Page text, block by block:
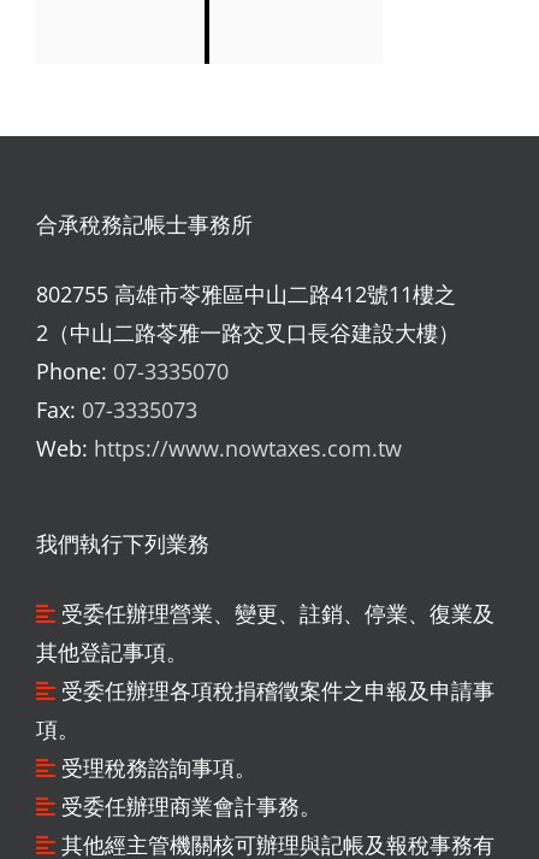
合承稅務記帳士事務所
802755 高雄市苓雅區中山二路412號11樓之
2（中山二路苓雅一路交叉口長谷建設大樓）
Phone: 07-3335070
Fax: 07-3335073
Web: https://www.nowtaxes.com.tw
我們執行下列業務
受委任辦理營業、變更、註銷、停業、復業及
其他登記事項。
受委任辦理各項稅捐稽徵案件之申報及申請事
項。
受理稅務諮詢事項。
受委任辦理商業會計事務。
其他經主管機關核可辦理與記帳及報稅事務有